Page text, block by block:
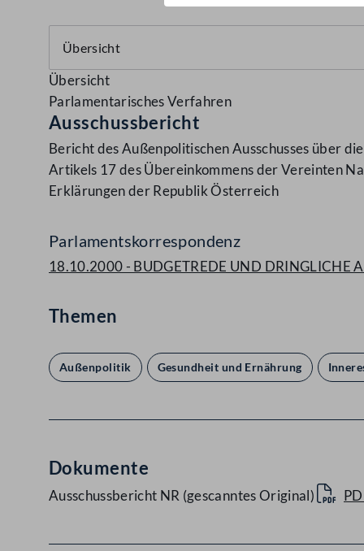
Übersicht
Parlamentarisches Verfahren
Ausschussbericht
Bericht des Außenpolitischen Ausschusses über
Artikels 17 des Übereinkommens der Vereinten
Erklärungen der Republik Österreich
Parlamentskorrespondenz
18.10.2000 - BUDGETREDE UND DRINGLICHE
Themen
Außenpolitik Gesundheit und Ernährung
Dokumente
Ausschussbericht NR (gescanntes Original)